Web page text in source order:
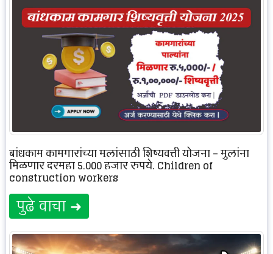
बांधकाम कामगारांच्या मुलांसाठी शिष्यवृत्ती योजना – मुलांना
मिळणार दरमहा 5,000 हजार रुपये. Children of
construction workers
पुढे वाचा ➜